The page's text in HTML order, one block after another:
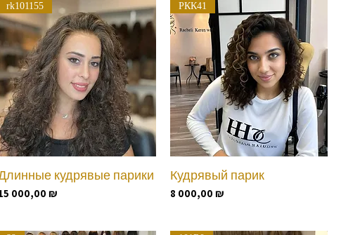
Быстрый просмотр
rk101155
кудрявые парики
000,00 ₪
Быстрый просмотр
РКК41
Кудрявый парик
Цена
8 000,00 ₪